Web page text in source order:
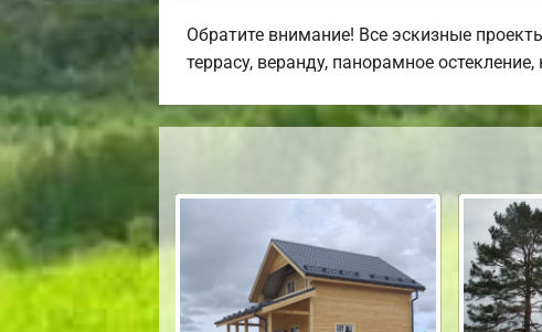
Обратите внимание! Все эскизные
террасу, веранду, панорамное